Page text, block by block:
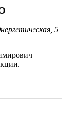
5